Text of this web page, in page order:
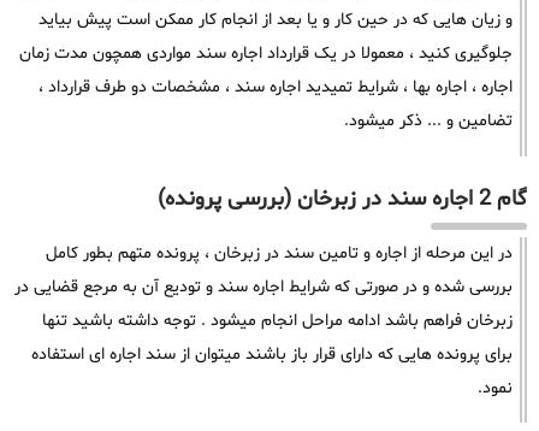
و زیان هایی که در حین کار و یا بعد از انجام کار ممکن است پیش بیاید
جلوگیری کنید ، معمولا در یک قرارداد اجاره سند مواردی همچون مدت زمان
اجاره ، اجاره بها ، شرایط تمیدید اجاره سند ، مشخصات دو طرف قرارداد ،
تضامین و ... ذکر میشود.
گام 2 اجاره سند در زبرخان (بررسی پرونده)
در این مرحله از اجاره و تامین سند در زبرخان ، پرونده متهم بطور کامل
بررسی شده و در صورتی که شرایط اجاره سند و تودیع آن به مرجع قضایی در
زبرخان فراهم باشد ادامه مراحل انجام میشود . توجه داشته باشید تنها
برای پرونده هایی که دارای قرار باز باشند میتوان از سند اجاره ای استفاده
نمود.